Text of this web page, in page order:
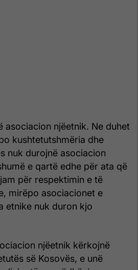
asociacion njëetnik. Ne duhet
kushtetutshmëria dhe
nuk durojnë asociacion
e qartë edhe për ata që
për respektimin e të
mirëpo asociacionet e
etnike nuk duron kjo
njëetnik kërkojnë
së Kosovës, e unë